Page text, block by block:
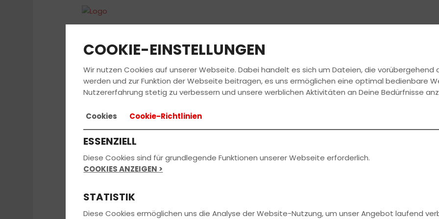
FAHRSCHULE FÜHRERSCHEIN AKTUELLES JOBS
DATENSCHUTZHINWEISE
Der Verantwortliche im Sinne der Datenschutz-Grundverordnung ist die:
Steffens Fahrschule, Inh. Steffen Münchgesang
32756 Detmold
COOKIE-EINSTELLUNGEN
Wir nutzen Cookies auf unserer Webseite. Dabei handelt es sich um Dateien, die
werden und zur Funktion der Webseite beitragen, es uns ermöglichen eine optimal bedienbare
Nutzererfahrung stetig zu verbessern und unsere werblichen Aktivitäten an Deine Bedürfnisse
Cookies Cookie-Richtlinien
ESSENZIELL
Diese Cookies sind für grundlegende Funktionen unserer Webseite erforderlich.
COOKIES ANZEIGEN >
STATISTIK
Diese Cookies ermöglichen uns die Analyse der Website-Nutzung, um unser Angebot laufend